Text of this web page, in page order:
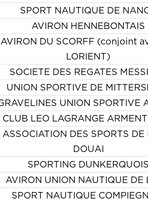
SPORT NAUTIQUE DE
AVIRON HENNEBONTAIS
AVIRON DU SCORFF (conjoint
LORIENT)
SOCIETE DES REGATES
UNION SPORTIVE DE
UNION SPORTIVE
CLUB LEO LAGRANGE
ASSOCIATION DES SPORTS DE
DOUAI
SPORTING
AVIRON UNION NAUTIQUE DE
SPORT NAUTIQUE